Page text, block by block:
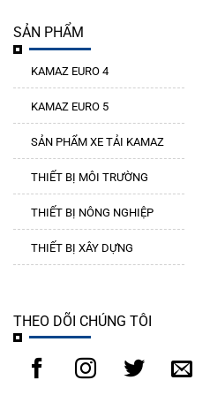
SẢN PHẨM
KAMAZ EURO 4
KAMAZ EURO 5
SẢN PHẨM XE TẢI KAMAZ
THIẾT BỊ MÔI TRƯỜNG
THIẾT BỊ NÔNG NGHIỆP
THIẾT BỊ XÂY DỰNG
THEO DÕI CHÚNG TÔI